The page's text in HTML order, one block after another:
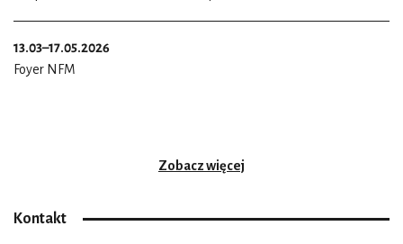
13.03–17.05.2026
Foyer NFM
Zobacz więcej
Kontakt